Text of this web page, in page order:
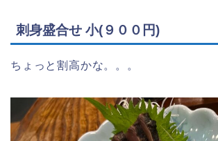
刺身盛合せ 小(９００円)
ちょっと割高かな。。。